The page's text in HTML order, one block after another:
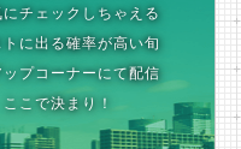
にチェックしちゃえる
に出る確率が高い旬
プコーナーにて配信
こで決まり！